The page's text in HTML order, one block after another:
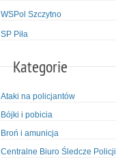
WSPol Szczytno
SP Piła
Kategorie
Ataki na policjantów
Bójki i pobicia
Broń i amunicja
Centralne Biuro Śledcze Policji